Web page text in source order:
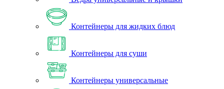
Контейнеры для жидких блюд
Контейнеры для суши
Контейнеры универсальные